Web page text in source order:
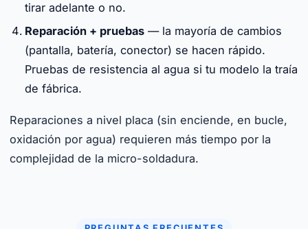
tirar adelante o no.
Reparación + pruebas — la mayoría de cambios
(pantalla, batería, conector) se hacen rápido.
Pruebas de resistencia al agua si tu modelo la traía
de fábrica.
Reparaciones a nivel placa (sin enciende, en bucle,
oxidación por agua) requieren más tiempo por la
complejidad de la micro-soldadura.